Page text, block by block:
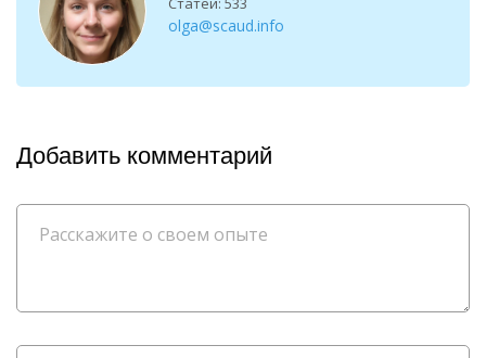
olga@scaud.info
Добавить комментарий